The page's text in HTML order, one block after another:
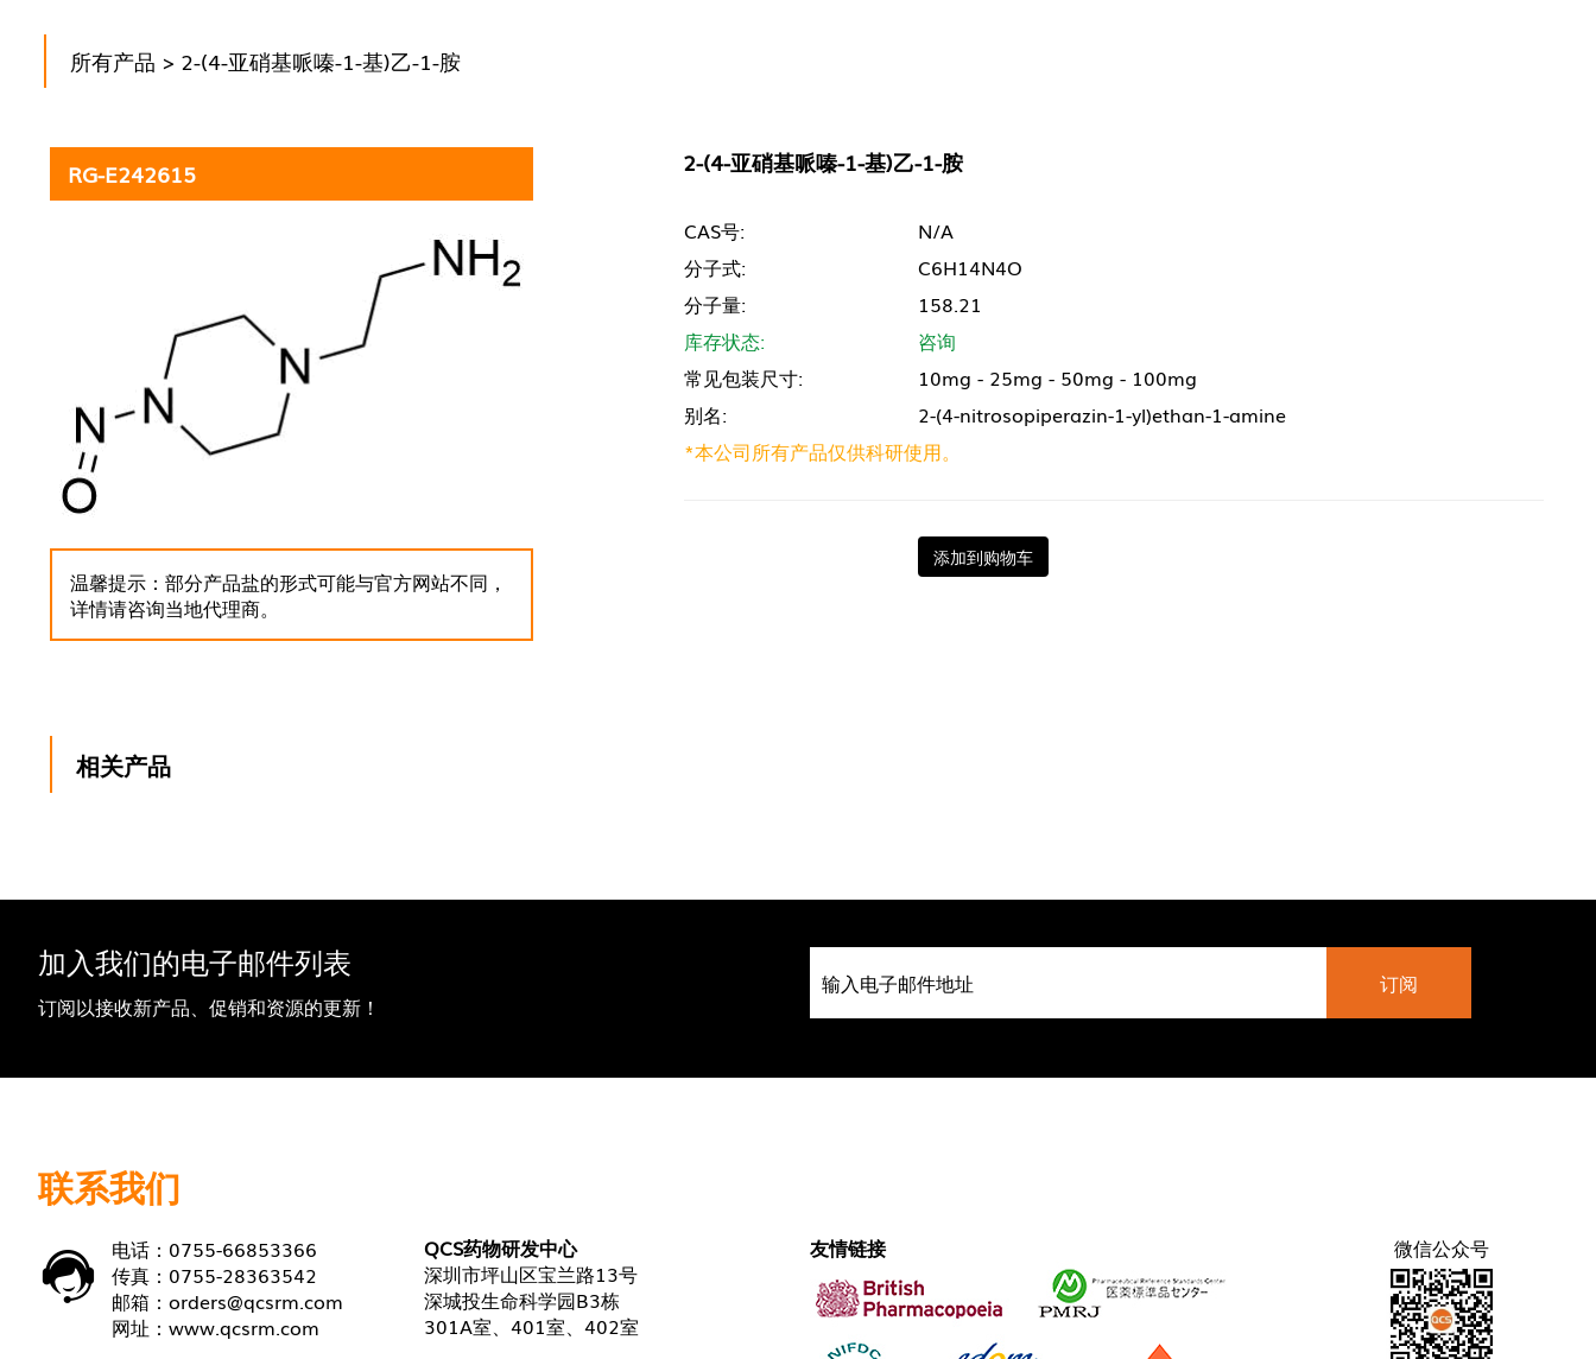
所有产品 > 2-(4-亚硝基哌嗪-1-基)乙-1-胺
RG-E242615
温馨提示：部分产品盐的形式可能与官方网站不同，
详情请咨询当地代理商。
2-(4-亚硝基哌嗪-1-基)乙-1-胺
CAS号:
N/A
分子式:
C6H14N4O
分子量:
158.21
库存状态:
咨询
常见包装尺寸:
10mg - 25mg - 50mg - 100mg
别名:
2-(4-nitrosopiperazin-1-yl)ethan-1-amine
*本公司所有产品仅供科研使用。
添加到购物车
相关产品
加入我们的电子邮件列表
订阅以接收新产品、促销和资源的更新！
联系我们
电话：0755-66853366
传真：0755-28363542
邮箱： orders@qcsrm.com
网址： www.qcsrm.com
QCS药物研发中心
深圳市坪山区宝兰路13号
深城投生命科学园B3栋
301A室、401室、402室
友情链接 微信公众号